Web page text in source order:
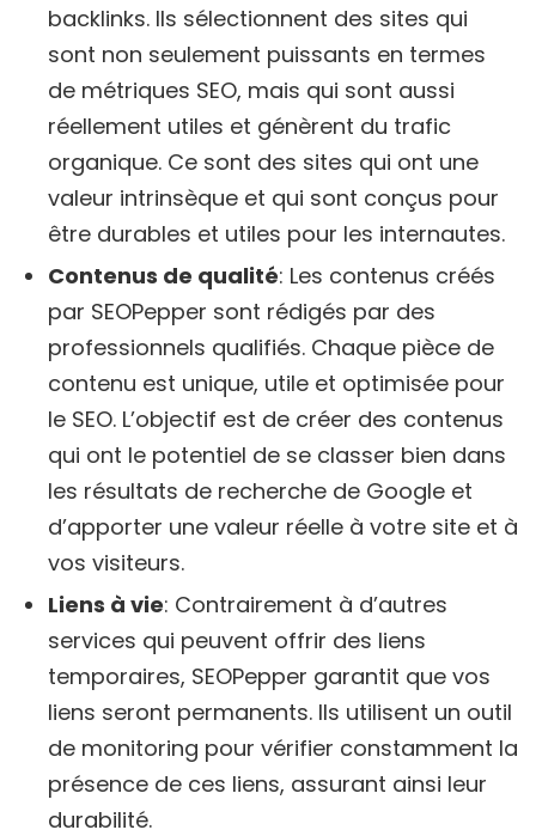
backlinks. Ils sélectionnent des sites qui
sont non seulement puissants en termes
de métriques SEO, mais qui sont aussi
réellement utiles et génèrent du trafic
organique. Ce sont des sites qui ont une
valeur intrinsèque et qui sont conçus pour
être durables et utiles pour les internautes.
Contenus de qualité: Les contenus créés
par SEOPepper sont rédigés par des
professionnels qualifiés. Chaque pièce de
contenu est unique, utile et optimisée pour
le SEO. L’objectif est de créer des contenus
qui ont le potentiel de se classer bien dans
les résultats de recherche de Google et
d’apporter une valeur réelle à votre site et à
vos visiteurs.
Liens à vie: Contrairement à d’autres
services qui peuvent offrir des liens
temporaires, SEOPepper garantit que vos
liens seront permanents. Ils utilisent un outil
de monitoring pour vérifier constamment la
présence de ces liens, assurant ainsi leur
durabilité.